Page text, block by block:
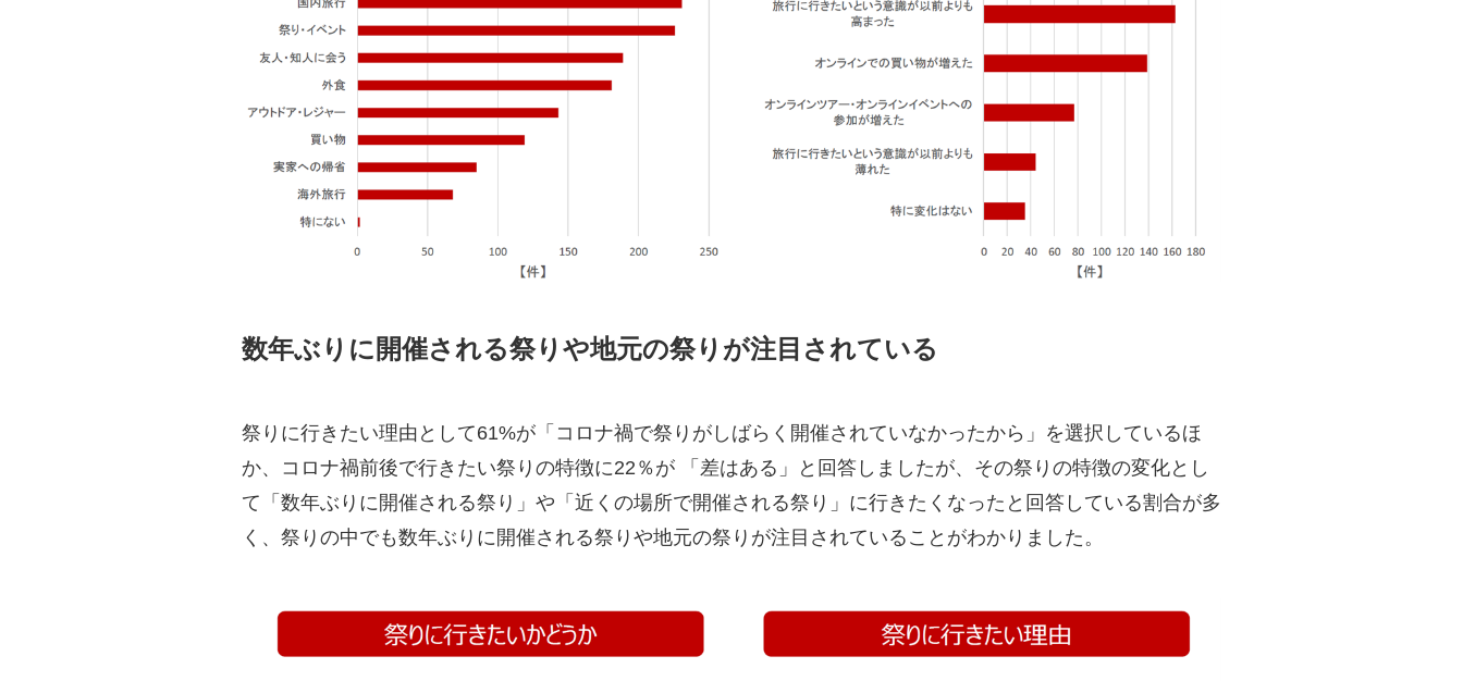
数年ぶりに開催される祭りや地元の祭りが注目されている
祭りに行きたい理由として61%が「コロナ禍で祭りがしばらく開催されていなかったから」を選択しているほ
か、コロナ禍前後で行きたい祭りの特徴に22％が 「差はある」と回答しましたが、その祭りの特徴の変化とし
て「数年ぶりに開催される祭り」や「近くの場所で開催される祭り」に行きたくなったと回答している割合が多
く、祭りの中でも数年ぶりに開催される祭りや地元の祭りが注目されていることがわかりました。